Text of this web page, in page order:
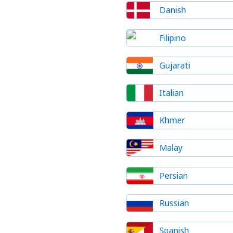
Danish
Filipino
Gujarati
Italian
Khmer
Malay
Persian
Russian
Spanish